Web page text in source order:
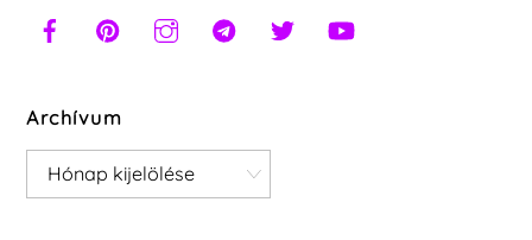
Archívum
Archívum